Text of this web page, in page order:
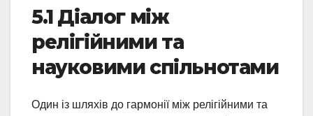
5.1 Діалог між
релігійними та
науковими спільнотами
Один із шляхів до гармонії між релігійними та